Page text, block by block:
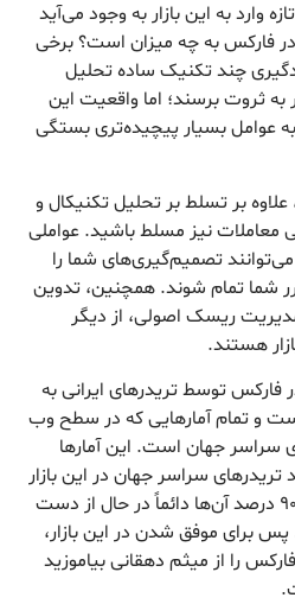
وارد به این بازار به وجود می‌آید
فارکس به چه میزان است؟ برخی
چند تکنیک ساده تحلیل
به ثروت برسند؛ اما واقعیت این
عوامل بسیار پیچیده‌تری بستگی
بر تسلط بر تحلیل تکنیکال و
معاملات نیز مسلط باشید. عواملی
تصمیم‌گیری‌های شما را
شما تمام شوند. همچنین، تدوین
ریسک اصولی، از دیگر
هستند.
توسط تریدرهای ایرانی به
و تمام آمارهایی که در سطح وب
سراسر جهان است. این آمارها
که تنها ۱۰ درصد تریدرهای سراسر جهان در این بازار
موفق شده‌اند و ممکن است ۹۰ درصد آن‌ها دائماً در حال از دست
برای موفق شدن در این بازار،
را از میثم دهقانی بیاموزید